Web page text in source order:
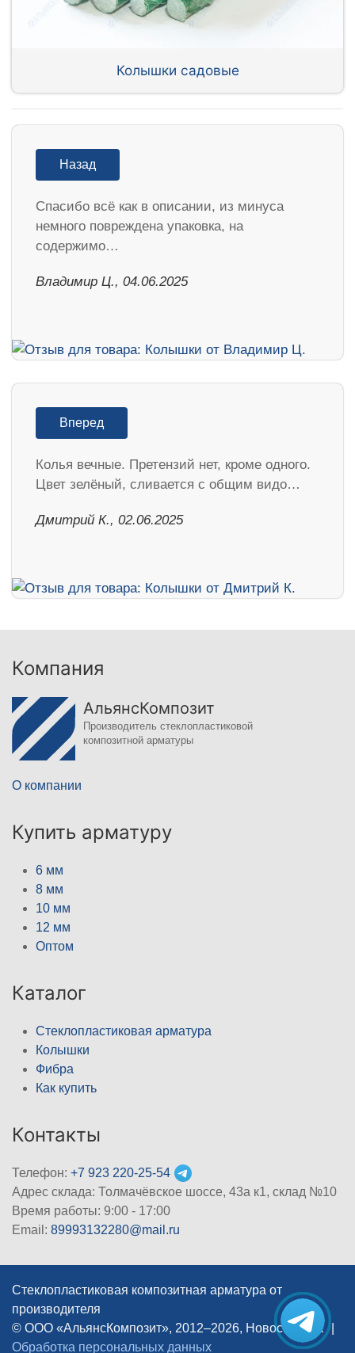
Колышки садовые
Назад
Спасибо всё как в описании, из минуса
немного повреждена упаковка, на
содержимо…
Владимир Ц., 04.06.2025
Вперед
Колья вечные. Претензий нет, кроме одного.
Цвет зелёный, сливается с общим видо…
Дмитрий К., 02.06.2025
Компания
АльянсКомпозит
Производитель стеклопластиковой
композитной арматуры
О компании
Купить арматуру
6 мм
8 мм
10 мм
12 мм
Оптом
Каталог
Стеклопластиковая арматура
Колышки
Фибра
Как купить
Контакты
Телефон: +7 923 220-25-54
Адрес склада: Толмачёвское шоссе, 43а к1, склад №10
Время работы: 9:00 - 17:00
Email: 89993132280@mail.ru
Стеклопластиковая композитная арматура от
производителя
© ООО «АльянсКомпозит», 2012–2026, Новосибирск
Обработка персональных данных